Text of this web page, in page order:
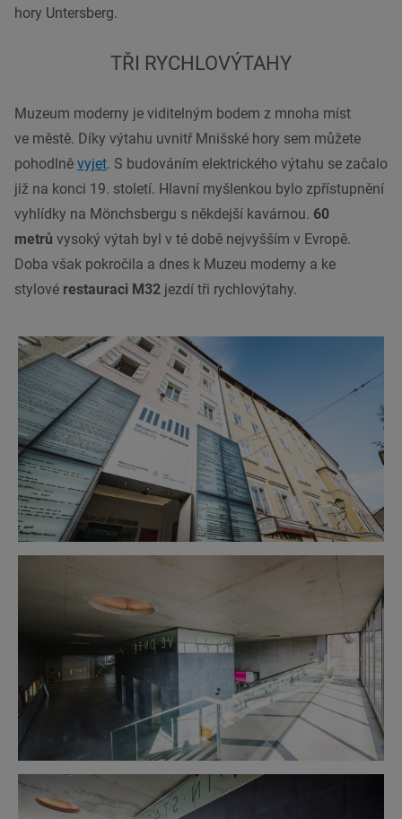
hory Untersberg.
TŘI RYCHLOVÝTAHY
Muzeum moderny je viditelným bodem z mnoha míst
ve městě. Díky výtahu uvnitř Mnišské hory sem můžete
pohodlně vyjet. S budováním elektrického výtahu se začalo
již na konci 19. století. Hlavní myšlenkou bylo zpřístupnění
vyhlídky na Mönchsbergu s někdejší kavárnou. 60
metrů vysoký výtah byl v té době nejvyšším v Evropě.
Doba však pokročila a dnes k Muzeu moderny a ke
stylové restauraci M32 jezdí tři rychlovýtahy.